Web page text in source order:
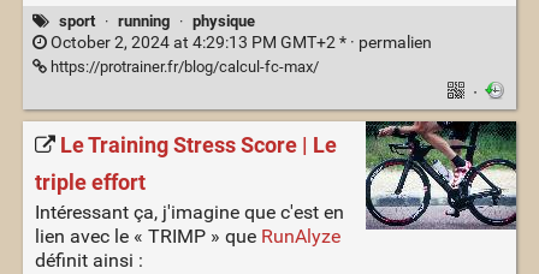
sport · running · physique
October 2, 2024 at 4:29:13 PM GMT+2 * · permalien
https://protrainer.fr/blog/calcul-fc-max/
·
Le Training Stress Score | Le
triple effort
Intéressant ça, j'imagine que c'est en
lien avec le « TRIMP » que RunAlyze
définit ainsi :